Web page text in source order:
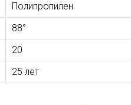
Полипропилен
88°
20
25 лет